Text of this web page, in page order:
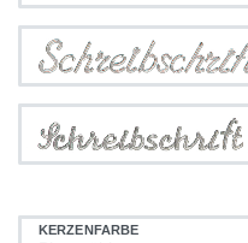
KERZENFARBE